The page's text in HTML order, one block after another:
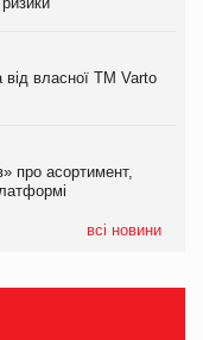
від власної ТМ Varto
про асортимент,
всі новини
від власної ТМ Varto
про асортимент,